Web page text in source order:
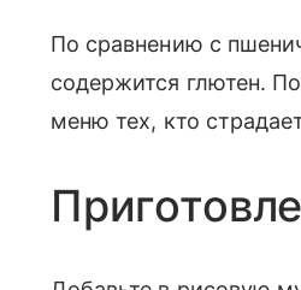
По сравнению с
содержится глютен.
меню тех, кто